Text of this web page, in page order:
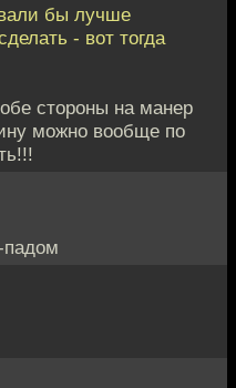
бы лучше
- вот тогда
стороны на манер
можно вообще по
падом